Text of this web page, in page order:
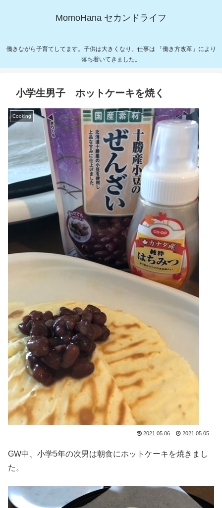
MomoHana セカンドライフ
働きながら子育てしてます。子供は大きくなり、仕事は 「働き方改革」により
落ち着いてきました。
小学生男子 ホットケーキを焼く
Cooking
2021.05.06 2021.05.05
GW中、小学5年の次男は朝食にホットケーキを焼きまし
た。